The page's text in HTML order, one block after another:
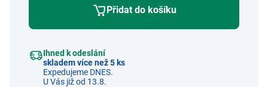
Přidat do košíku
Ihned k odeslání
skladem více než 5 ks
Expedujeme DNES.
U Vás již od 13.8.